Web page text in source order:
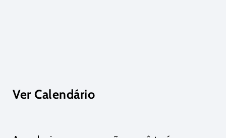
Ver Calendário